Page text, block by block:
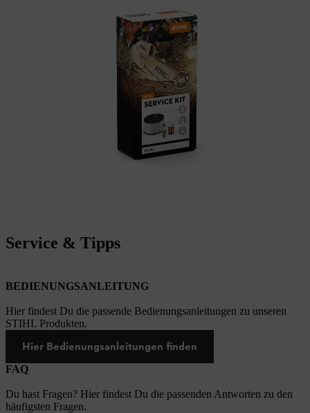
Service & Tipps
BEDIENUNGSANLEITUNG
Hier findest Du die passende Bedienungsanleitungen zu unseren
STIHL Produkten.
Hier Bedienungsanleitungen finden
FAQ
Du hast Fragen? Hier findest Du die passenden Antworten zu den
häufigsten Fragen.